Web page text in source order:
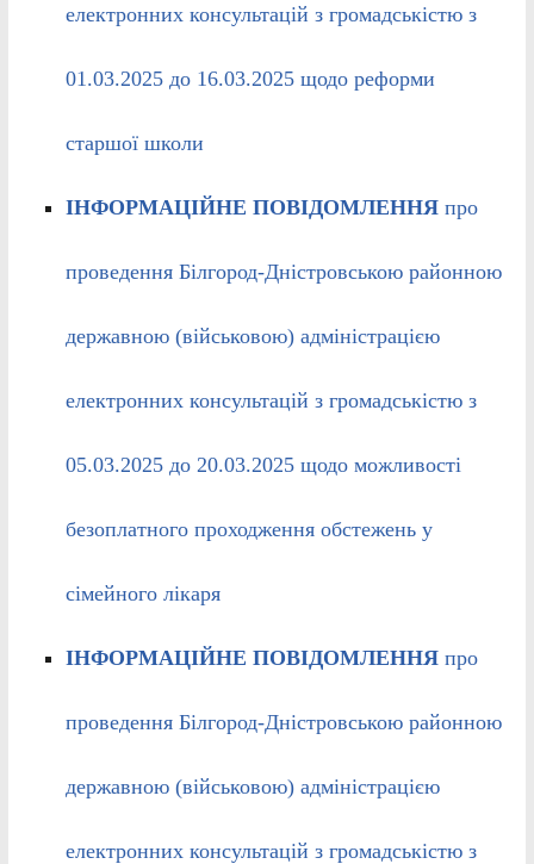
електронних консультацій з громадськістю з
01.03.2025 до 16.03.2025 щодо реформи
старшої школи
ІНФОРМАЦІЙНЕ ПОВІДОМЛЕННЯпро
проведення Білгород-Дністровською районною
державною (військовою) адміністрацією
електронних консультацій з громадськістю з
05.03.2025 до 20.03.2025 щодо можливості
безоплатного проходження обстежень у
сімейного лікаря
ІНФОРМАЦІЙНЕ ПОВІДОМЛЕННЯпро
проведення Білгород-Дністровською районною
державною (військовою) адміністрацією
електронних консультацій з громадськістю з